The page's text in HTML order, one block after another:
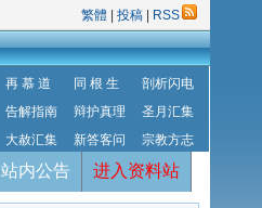
繁體 投稿 RSS
再 慕 道 同 根 生
剖析闪电
告解指南 辩护真理
圣月汇集
大赦汇集 新答客问 宗教方志
站内公告 进入资料站